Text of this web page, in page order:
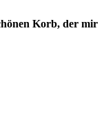
Korb, der mir